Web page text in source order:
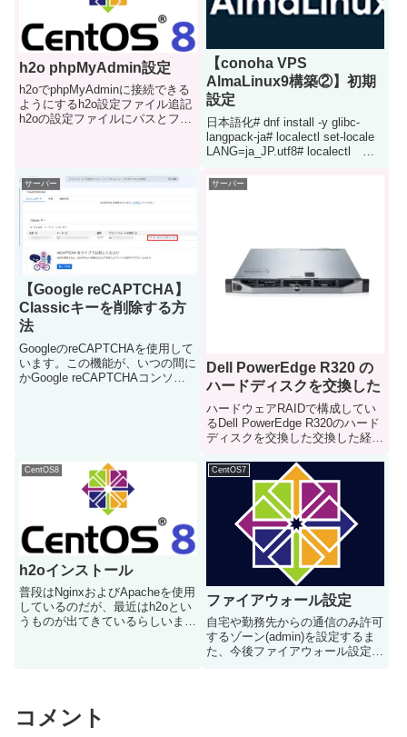
h2o phpMyAdmin設定
h2oでphpMyAdminに接続できる
ようにするh2o設定ファイル追記
h2oの設定ファイルにパスとファ
【conoha VPS
AlmaLinux9構築②】初期
設定
日本語化# dnf install -y glibc-
langpack-ja# localectl set-locale
LANG=ja_JP.utf8# localectl
V...
サーバー
【Google reCAPTCHA】
Classicキーを削除する方
法
GoogleのreCAPTCHAを使用して
います。この機能が、いつの間に
かGoogle reCAPTCHAコンソー
サーバー
Dell PowerEdge R320 の
ハードディスクを交換した
ハードウェアRAIDで構成してい
るDell PowerEdge R320のハード
ディスクを交換した交換した経緯
したら、ハードディスクドライブ
のステータスランプがオレンジ色
に点灯していた交換してみたちょ
うど使用し...
CentOS8
h2oインストール
普段はNginxおよびApacheを使用
しているのだが、最近はh2oとい
うものが出てきているらしいまだ
CentOS7
ファイアウォール設定
自宅や勤務先からの通信のみ許可
するゾーン(admin)を設定するま
た、今後ファイアウォール設定を
コメント